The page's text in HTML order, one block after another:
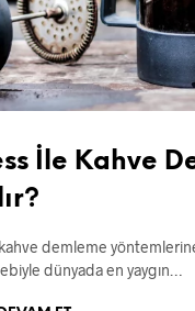
İle Kahve
demleme yöntemlerine
dünyada en yaygın…